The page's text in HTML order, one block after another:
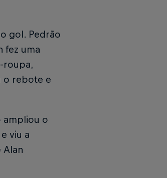
gol. Pedrão
fez uma
roupa,
o rebote e
ampliou o
viu a
Alan